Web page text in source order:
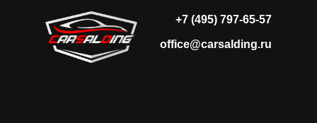
office@carsalding.ru
+7 (495) 797-65-57